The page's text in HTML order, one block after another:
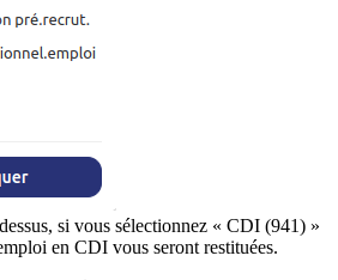
si vous sélectionnez « CDI (941) »
en CDI vous seront restituées.